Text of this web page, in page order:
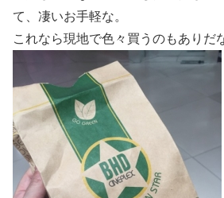
て、凄いお手軽な。
これなら現地で色々買うのもありだ